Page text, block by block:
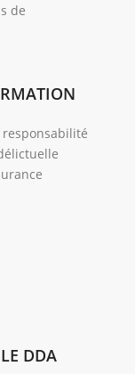
de
DDA